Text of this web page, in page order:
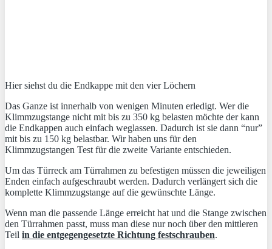
Hier siehst du die Endkappe mit den vier Löchern
Das Ganze ist innerhalb von wenigen Minuten erledigt. Wer die
Klimmzugstange nicht mit bis zu 350 kg belasten möchte der kann
die Endkappen auch einfach weglassen. Dadurch ist sie dann “nur”
mit bis zu 150 kg belastbar. Wir haben uns für den
Klimmzugstangen Test für die zweite Variante entschieden.
Um das Türreck am Türrahmen zu befestigen müssen die jeweiligen
Enden einfach aufgeschraubt werden. Dadurch verlängert sich die
komplette Klimmzugstange auf die gewünschte Länge.
Wenn man die passende Länge erreicht hat und die Stange zwischen
den Türrahmen passt, muss man diese nur noch über den mittleren
Teil in die entgegengesetzte Richtung festschrauben.